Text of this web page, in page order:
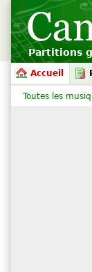
Partitions
Accueil
Toutes les